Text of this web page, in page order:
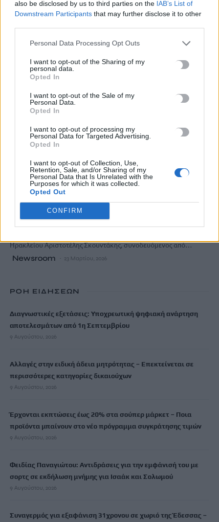
also be disclosed by us to third parties on the IAB’s List of
Downstream Participants that may further disclose it to other
Personal Data Processing Opt Outs
I want to opt-out of the Sharing of my
personal data.
Opted In
I want to opt-out of the Sale of my
Personal Data.
Opted In
I want to opt-out of processing my
Personal Data for Targeted Advertising.
Opted In
I want to opt-out of Collection, Use,
Retention, Sale, and/or Sharing of my
Personal Data that Is Unrelated with the
Purposes for which it was collected.
Opted Out
CONFIRM
Newsroom 25 Μαρτίου, 2026
Αντίστροφη μέτρηση για το 17ο
Παγκρήτιο Φαρμακευτικό Συνέδριο στο
Ηράκλειο
Ηρακλείου Αριστοτέλης Σκουντάκης, συνοδευόμενος από…
Newsroom 23 Μαρτίου, 2026
ΡΟΗ ΕΙΔΗΣΕΩΝ
Διαγνωστικές εξετάσεις: Υποχρεωτική ψηφιακή ανάρτηση
αποτελεσμάτων από 1η Σεπτεμβρίου
9 Αυγούστου, 2026
Αλλαγές στην ειδική άδεια μητρότητας – Επεκτείνεται σε
περισσότερες κατηγορίες δικαιούχων
9 Αυγούστου, 2026
Έρχονται εκπτώσεις έως 20% στα σούπερ μάρκετ – Ποια
προϊόντα μπαίνουν στο νέο πρόγραμμα συγκράτησης τιμών
9 Αυγούστου, 2026
Φειδίας Παναγιώτου: Αντιδράσεις για την εμφάνισή του με
σορτς σε εκδήλωση μνήμης για Ισαάκ και Σολωμού
9 Αυγούστου, 2026
Συναγερμός για εξαφάνιση 31χρονου σε χωριό της Έδεσσας –